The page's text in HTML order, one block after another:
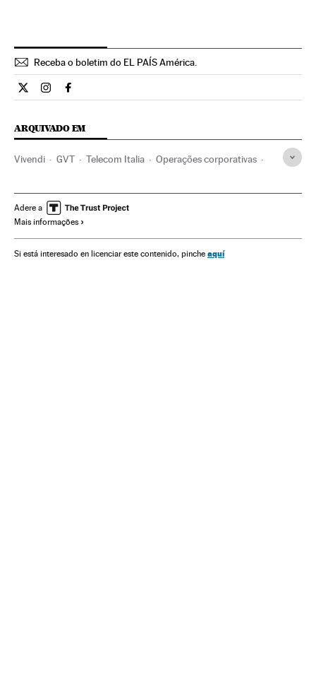
Receba o boletim do EL PAÍS América.
Economia El País Brasil en Twitter
Economia El País Brasil en Instagram
Economia El País Brasil en Facebook
ARQUIVADO EM
Vivendi GVT Telecom Italia Operações corporativas
Operações bolsistas Itália
Europa Ocidental América do Sul América Latina
Adere a
Mais informações
Si está interesado en licenciar este contenido, pinche aquí